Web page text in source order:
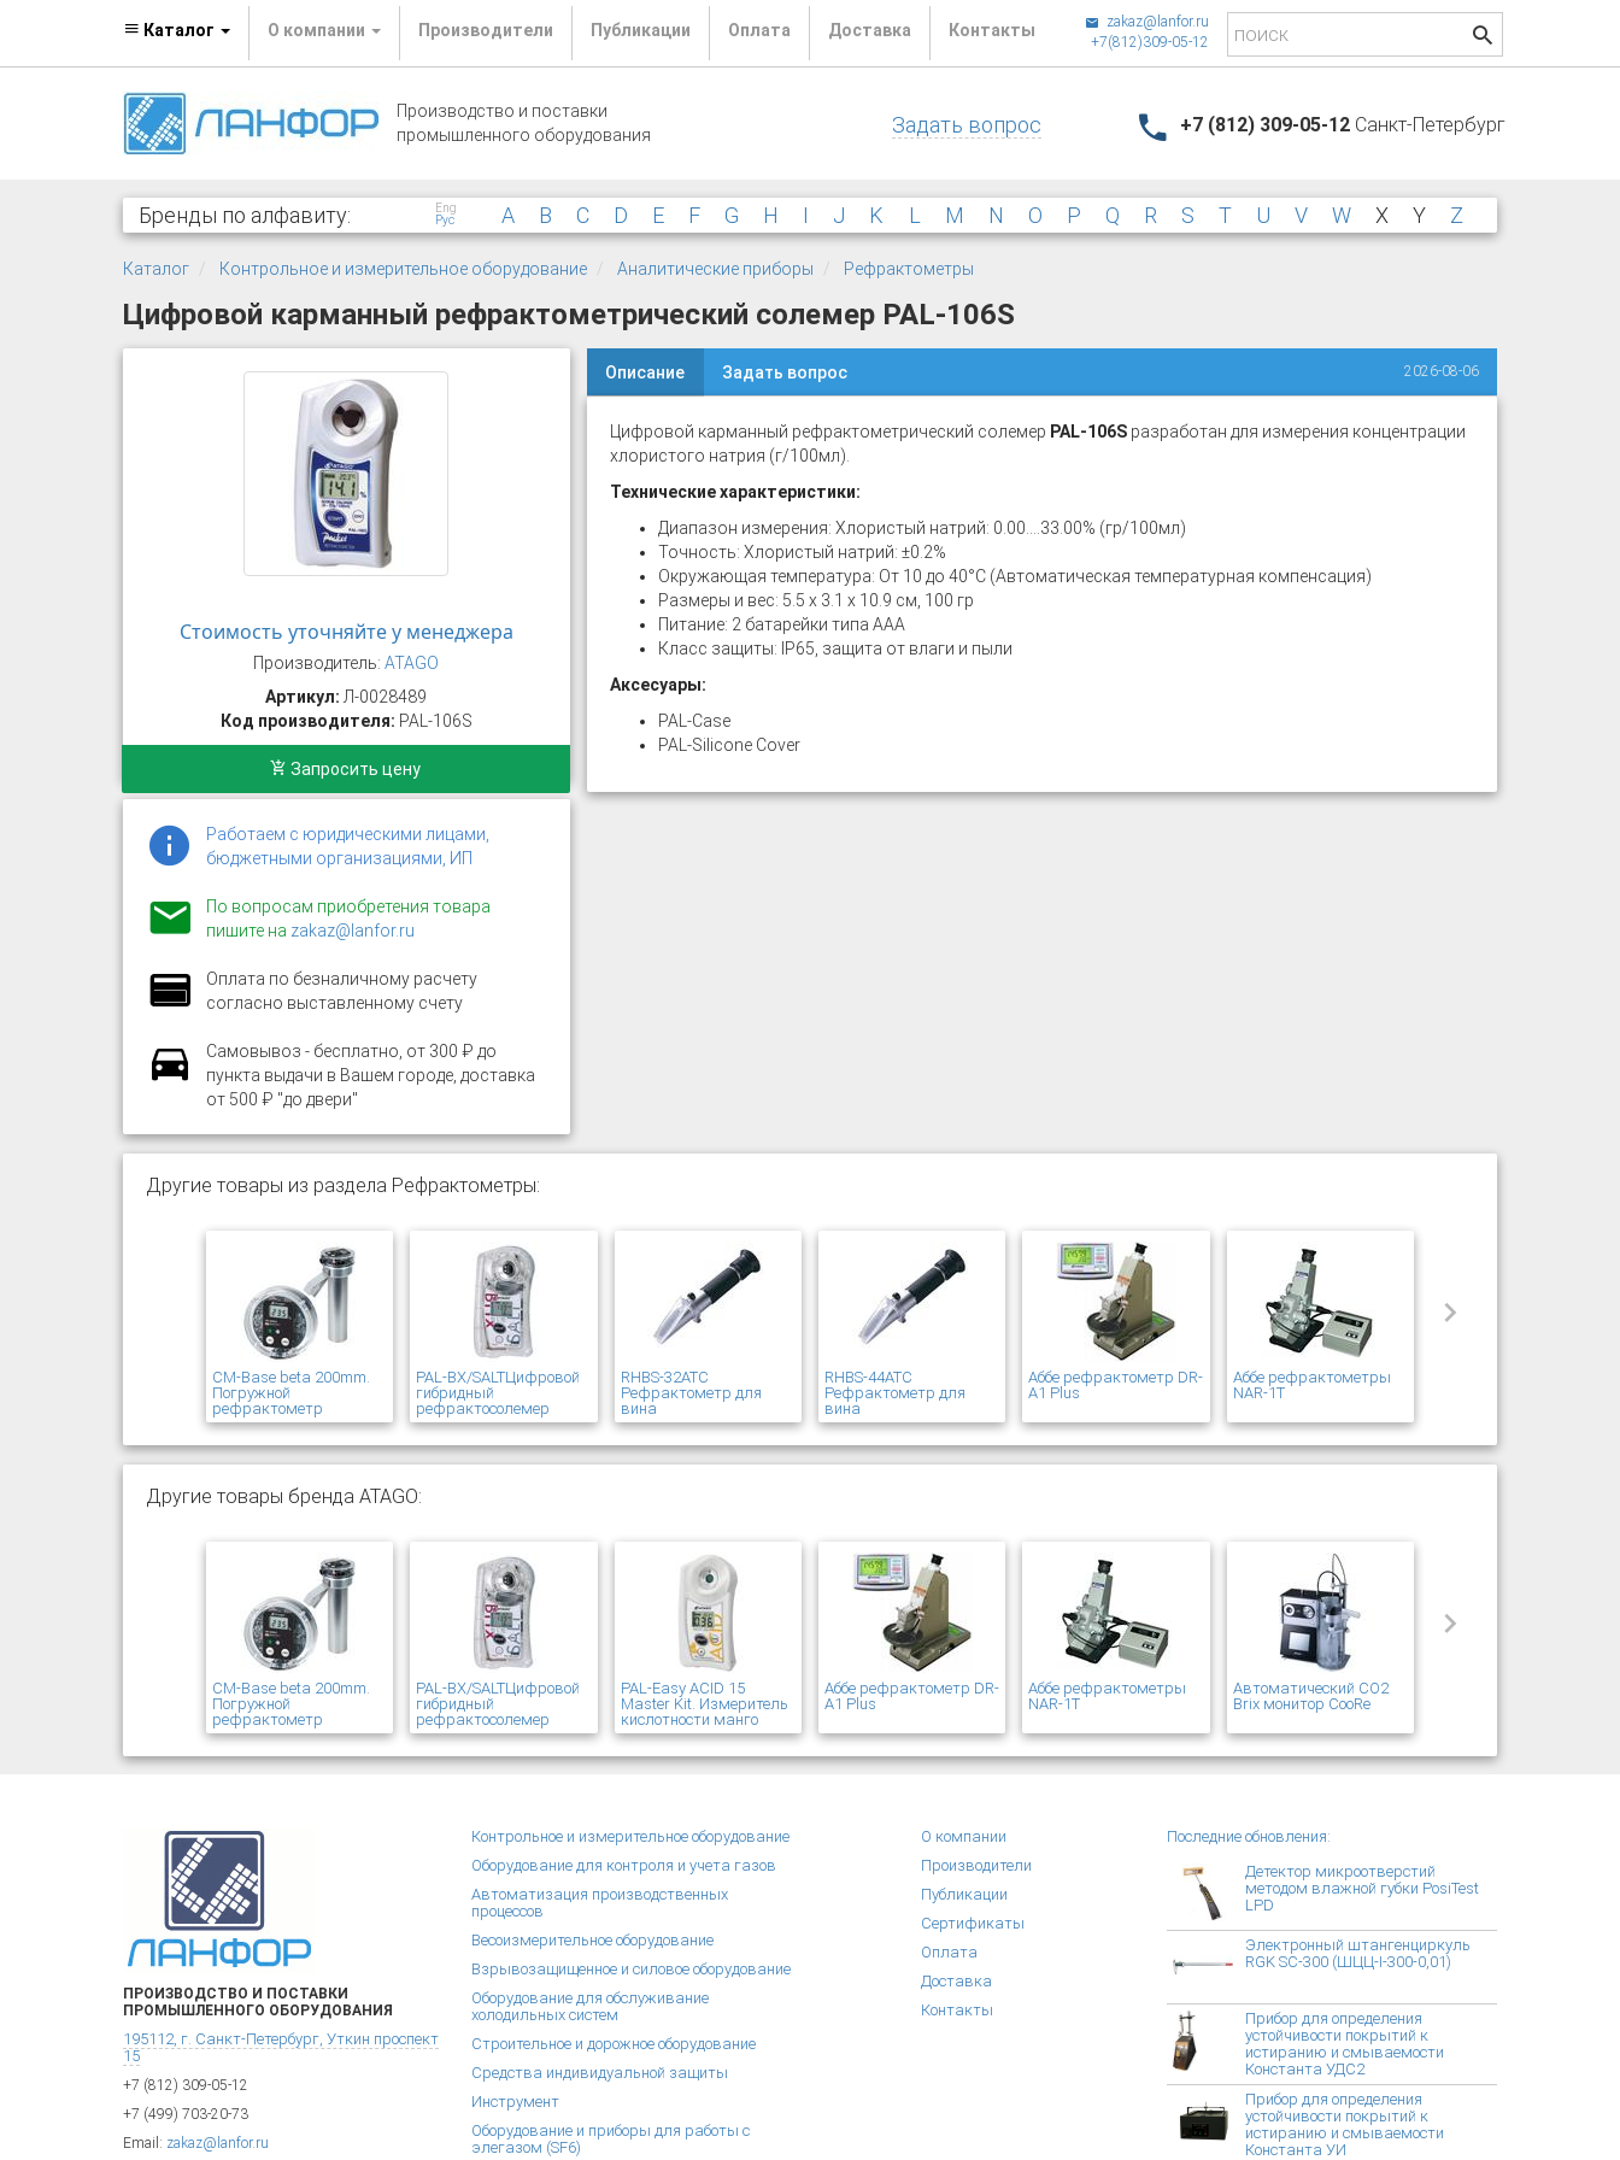
Каталог О компании Производители Публикации Оплата Доставка Контакты
zakaz@lanfor.ru
+7(812)309-05-12
Производство и поставки
промышленного оборудования
Задать вопрос +7 (812) 309-05-12 Санкт-Петербург
Бренды по алфавиту:
Eng
Рус
A B C D E F G H I J K L M N O P Q R S T U VW X Y Z
Каталог Контрольное и измерительное оборудование Аналитические приборы Рефрактометры
Цифровой карманный рефрактометрический солемер PAL-106S
Стоимость уточняйте у менеджера
Производитель:ATAGO
Артикул: Л-0028489
Код производителя: PAL-106S
Запросить цену
Работаем с юридическими лицами,
бюджетными организациями, ИП
По вопросам приобретения товара
пишите на zakaz@lanfor.ru
Оплата по безналичному расчету
согласно выставленному счету
Самовывоз - бесплатно, от 300 ₽ до
пункта выдачи в Вашем городе, доставка
от 500 ₽ "до двери"
Описание Задать вопрос 2026-08-06
Цифровой карманный рефрактометрический солемер PAL-106Sразработан для измерения концентрации
хлористого натрия (г/100мл).
Технические характеристики:
Диапазон измерения: Хлористый натрий: 0.00....33.00% (гр/100мл)
Точность: Хлористый натрий: ±0.2%
Окружающая температура: От 10 до 40°C (Автоматическая температурная компенсация)
Размеры и вес: 5.5 x 3.1 x 10.9 см, 100 гр
Питание: 2 батарейки типа ААА
Класс защиты: IP65, защита от влаги и пыли
Аксесуары:
PAL-Case
PAL-Silicone Cover
Другие товары из раздела Рефрактометры:
CM-Base beta 200mm.
Погружной
рефрактометр
PAL-BX/SALTЦифровой
гибридный
рефрактосолемер
RHBS-32ATC
Рефрактометр для
вина
RHBS-44ATC
Рефрактометр для
вина
Аббе рефрактометр DR-
A1 Plus
Аббе рефрактометры
NAR-1T
Другие товары бренда ATAGO:
CM-Base beta 200mm.
Погружной
рефрактометр
PAL-BX/SALTЦифровой
гибридный
рефрактосолемер
PAL-Easy ACID 15
Master Kit. Измеритель
кислотности манго
Аббе рефрактометр DR-
A1 Plus
Аббе рефрактометры
NAR-1T
Автоматический CO2
Brix монитор CooRe
ПРОИЗВОДСТВО И ПОСТАВКИ
ПРОМЫШЛЕННОГО ОБОРУДОВАНИЯ
195112, г. Санкт-Петербург, Уткин проспект
15
+7 (812) 309-05-12
+7 (499) 703-20-73
Email: zakaz@lanfor.ru
Контрольное и измерительное оборудование
Оборудование для контроля и учета газов
Автоматизация производственных
процессов
Весоизмерительное оборудование
Взрывозащищенное и силовое оборудование
Оборудование для обслуживание
холодильных систем
Строительное и дорожное оборудование
Средства индивидуальной защиты
Инструмент
Оборудование и приборы для работы с
элегазом (SF6)
О компании
Производители
Публикации
Сертификаты
Оплата
Доставка
Контакты
Последние обновления:
Детектор микроотверстий
методом влажной губки PosiTest
LPD
Электронный штангенциркуль
RGK SC-300 (ШЦЦ-I-300-0,01)
Прибор для определения
устойчивости покрытий к
истиранию и смываемости
Константа УДС2
Прибор для определения
устойчивости покрытий к
истиранию и смываемости
Константа УИ